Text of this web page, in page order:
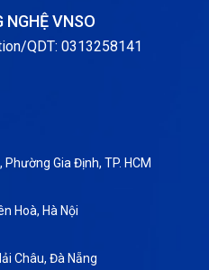
NGHỆ VNSO
QDT: 0313258141
Phường Gia Định, TP. HCM
Hoà, Hà Nội
Châu, Đà Nẵng